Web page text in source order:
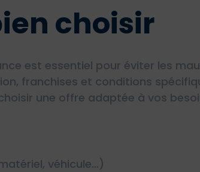
choisir
est essentiel pour éviter les
franchises et conditions
une offre adaptée à vos
véhicule…)